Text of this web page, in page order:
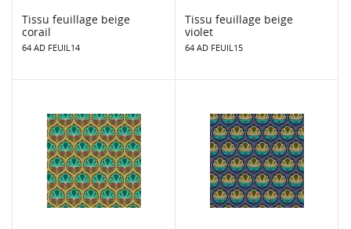
Tissu feuillage beige
corail
64 AD FEUIL14
Tissu feuillage beige
violet
64 AD FEUIL15